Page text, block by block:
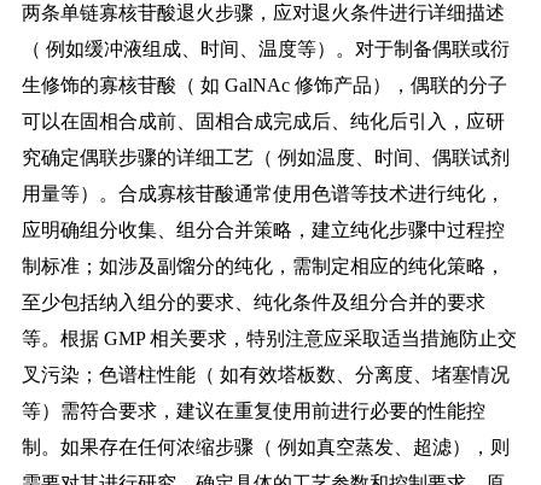
两条单链寡核苷酸退火步骤，应对退火条件进行详细描述
（ 例如缓冲液组成、时间、温度等）。对于制备偶联或衍
生修饰的寡核苷酸（ 如 GalNAc 修饰产品），偶联的分子
可以在固相合成前、固相合成完成后、纯化后引入，应研
究确定偶联步骤的详细工艺（ 例如温度、时间、偶联试剂
用量等）。合成寡核苷酸通常使用色谱等技术进行纯化，
应明确组分收集、组分合并策略，建立纯化步骤中过程控
制标准；如涉及副馏分的纯化，需制定相应的纯化策略，
至少包括纳入组分的要求、纯化条件及组分合并的要求
等。根据 GMP 相关要求，特别注意应采取适当措施防止交
叉污染；色谱柱性能（ 如有效塔板数、分离度、堵塞情况
等）需符合要求，建议在重复使用前进行必要的性能控
制。如果存在任何浓缩步骤（ 例如真空蒸发、超滤），则